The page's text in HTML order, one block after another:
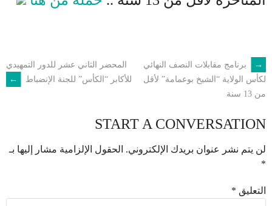
POST
NAVIGATION
←
برنامج مقابلات النصف النهائي
لكأس الولاية “الشيخ بوعمامة” لأقل
من 13 سنة
المحضر الثاني عشر للدور التمهيدي
للأكابر “الكأس” للجنة الإنضباط
→
START A CONVERSATION
لن يتم نشر عنوان بريدك الإلكتروني. الحقول الإلزامية مشار إليها بـ
*
التعليق *